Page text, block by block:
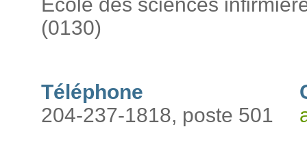
(0130)
Téléphone
204-237-1818, poste 501